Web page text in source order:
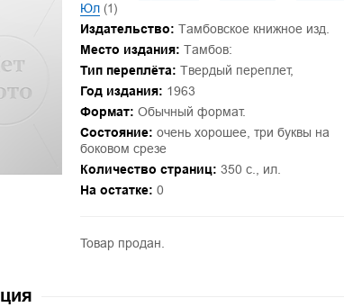
Юл (1)
Издательство: Тамбовское книжное изд.
Место издания: Тамбов:
Тип переплёта: Твердый переплет,
Год издания: 1963
Формат: Обычный формат.
Состояние: очень хорошее, три буквы на
боковом срезе
Количество страниц: 350 с., ил.
На остатке: 0
Товар продан.